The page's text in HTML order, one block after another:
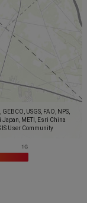
USGS, FAO, NPS,
Japan, METI, Esri China
User Community